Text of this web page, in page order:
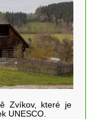
Zvíkov, které je
UNESCO.